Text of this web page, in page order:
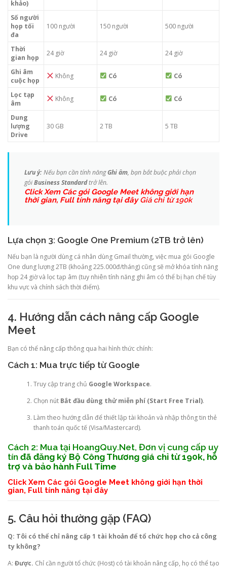
khảo)
Số người
họp tối
đa
100 người 150 người 500 người
Thời
gian họp
24 giờ 24 giờ 24 giờ
Ghi âm
cuộc họp
Không Có Có
Lọc tạp
âm
Không Có Có
Dung
lượng
Drive
30 GB 2 TB 5 TB
Lưu ý:Nếu bạn cần tính năngGhi âm, bạn bắt buộc phải chọn
góiBusiness Standardtrở lên.
Click Xem Các gói Google Meet không giới hạn
thời gian, Full tính năng tại đâyGiá chỉ từ 190k
Lựa chọn 3: Google One Premium (2TB trở lên)
Nếu bạn là người dùng cá nhân dùng Gmail thường, việc mua gói Google
One dung lượng 2TB (khoảng 225.000đ/tháng) cũng sẽ mở khóa tính năng
họp 24 giờ và lọc tạp âm (tuy nhiên tính năng ghi âm có thể bị hạn chế tùy
khu vực và chính sách thời điểm).
4. Hướng dẫn cách nâng cấp Google
Meet
Bạn có thể nâng cấp thông qua hai hình thức chính:
Cách 1: Mua trực tiếp từ Google
Truy cập trang chủ Google Workspace.
Chọn nút Bắt đầu dùng thử miễn phí (Start Free Trial).
Làm theo hướng dẫn để thiết lập tài khoản và nhập thông tin thẻ
thanh toán quốc tế (Visa/Mastercard).
Cách 2: Mua tại HoangQuy.Net, Đơn vị cung cấp uy
tín đã đăng ký Bộ Công Thương giá chỉ từ 190k, hỗ
trợ và bảo hành Full Time
Click Xem Các gói Google Meet không giới hạn thời
gian, Full tính năng tại đây
5. Câu hỏi thường gặp (FAQ)
Q: Tôi có thể chỉ nâng cấp 1 tài khoản để tổ chức họp cho cả công
ty không?
A: Được. Chỉ cần người tổ chức (Host) có tài khoản nâng cấp, họ có thể tạo